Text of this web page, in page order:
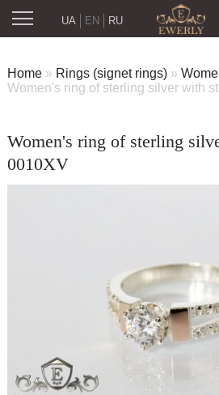
RU
UA EN
Home » Rings (signet rings) »
Women's ring of sterling silver with
Women's ring of sterling
0010XV